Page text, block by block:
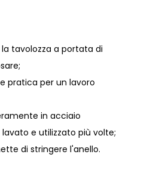
tavolozza a portata di
pratica per un lavoro
in acciaio
e utilizzato più volte;
di stringere l'anello.